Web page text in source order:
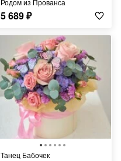
Родом из Прованса
5 689₽
Танец Бабочек